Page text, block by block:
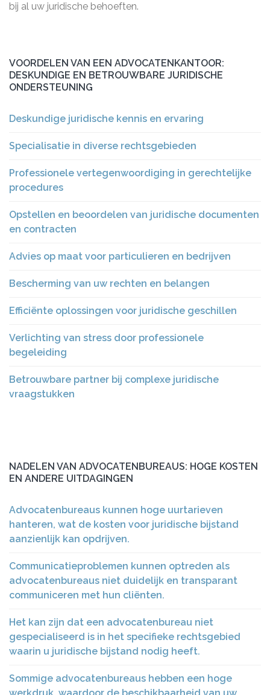
bij al uw juridische behoeften.
VOORDELEN VAN EEN ADVOCATENKANTOOR:
DESKUNDIGE EN BETROUWBARE JURIDISCHE
ONDERSTEUNING
Deskundige juridische kennis en ervaring
Specialisatie in diverse rechtsgebieden
Professionele vertegenwoordiging in gerechtelijke
procedures
Opstellen en beoordelen van juridische documenten
en contracten
Advies op maat voor particulieren en bedrijven
Bescherming van uw rechten en belangen
Efficiënte oplossingen voor juridische geschillen
Verlichting van stress door professionele
begeleiding
Betrouwbare partner bij complexe juridische
vraagstukken
NADELEN VAN ADVOCATENBUREAUS: HOGE KOSTEN
EN ANDERE UITDAGINGEN
Advocatenbureaus kunnen hoge uurtarieven
hanteren, wat de kosten voor juridische bijstand
aanzienlijk kan opdrijven.
Communicatieproblemen kunnen optreden als
advocatenbureaus niet duidelijk en transparant
communiceren met hun cliënten.
Het kan zijn dat een advocatenbureau niet
gespecialiseerd is in het specifieke rechtsgebied
waarin u juridische bijstand nodig heeft.
Sommige advocatenbureaus hebben een hoge